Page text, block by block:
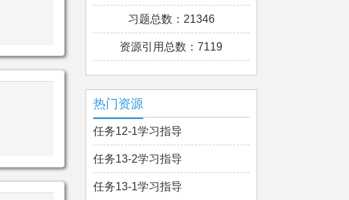
习题总数：21346
资源引用总数：7119
热门资源
任务12-1学习指导
任务13-2学习指导
任务13-1学习指导